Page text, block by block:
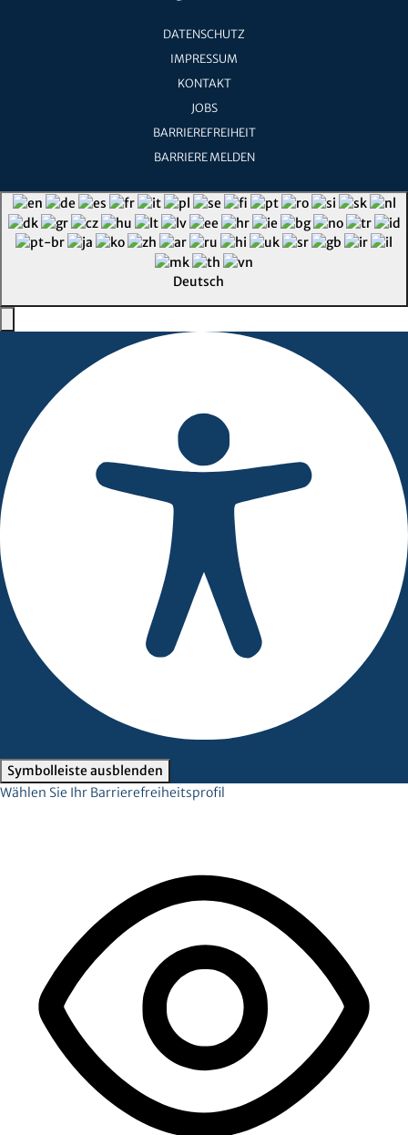
DATENSCHUTZ
IMPRESSUM
KONTAKT
JOBS
BARRIEREFREIHEIT
BARRIERE MELDEN
Deutsch
Symbolleiste ausblenden
Wählen Sie Ihr Barrierefreiheitsprofil